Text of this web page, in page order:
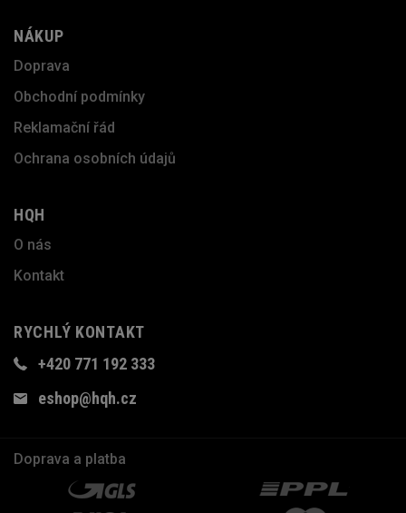
NÁKUP
Doprava
Obchodní podmínky
Reklamační řád
Ochrana osobních údajů
HQH
O nás
Kontakt
RYCHLÝ KONTAKT
+420 771 192 333
eshop@hqh.cz
Doprava a platba